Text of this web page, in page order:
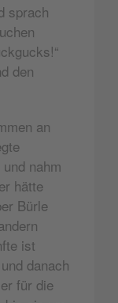
sprach
den
an
nahm
hätte
Bürle
ist
danach
für die